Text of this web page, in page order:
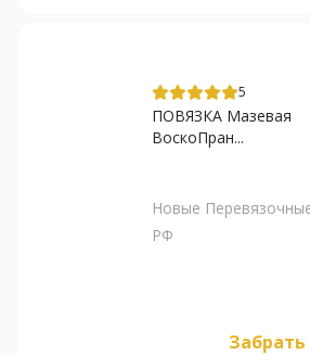
5
ПОВЯЗКА Мазевая
ВоскоПран...
Новые
РФ
Забрать